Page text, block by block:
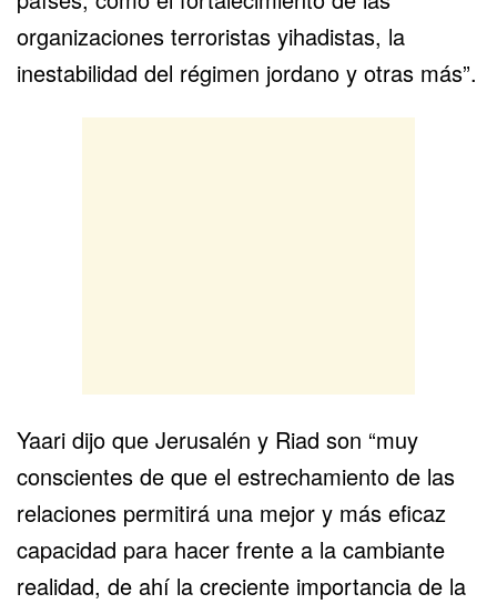
organizaciones terroristas yihadistas, la
inestabilidad del régimen jordano y otras más”.
Yaari dijo que Jerusalén y Riad son “muy
conscientes de que el estrechamiento de las
relaciones permitirá una mejor y más eficaz
capacidad para hacer frente a la cambiante
realidad, de ahí la creciente importancia de la